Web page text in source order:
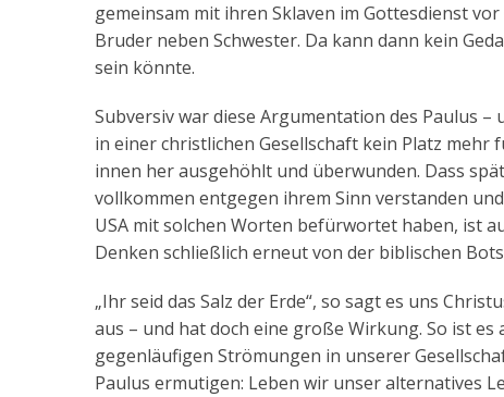
gemeinsam mit ihren Sklaven im Gottesdienst
Bruder neben Schwester. Da kann dann kein
sein könnte.
Subversiv war diese Argumentation des Paulus
in einer christlichen Gesellschaft kein Platz mehr
innen her ausgehöhlt und überwunden. Dass
vollkommen entgegen ihrem Sinn verstanden
USA mit solchen Worten befürwortet haben, ist
Denken schließlich erneut von der biblischen
„Ihr seid das Salz der Erde“, so sagt es uns
aus – und hat doch eine große Wirkung. So ist
gegenläufigen Strömungen in unserer
Paulus ermutigen: Leben wir unser alternatives